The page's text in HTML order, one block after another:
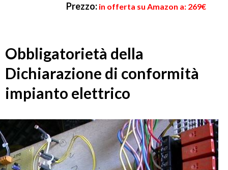
Prezzo: in offerta su Amazon a: 269€
Obbligatorietà della
Dichiarazione di conformità
impianto elettrico